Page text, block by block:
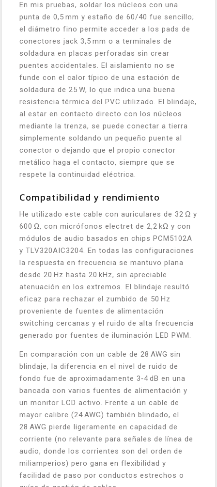
En mis pruebas, soldar los núcleos con una
punta de 0,5 mm y estaño de 60/40 fue sencillo;
el diámetro fino permite acceder a los pads de
conectores jack 3,5 mm o a terminales de
soldadura en placas perforadas sin crear
puentes accidentales. El aislamiento no se
funde con el calor típico de una estación de
soldadura de 25 W, lo que indica una buena
resistencia térmica del PVC utilizado. El blindaje,
al estar en contacto directo con los núcleos
mediante la trenza, se puede conectar a tierra
simplemente soldando un pequeño puente al
conector o dejando que el propio conector
metálico haga el contacto, siempre que se
respete la continuidad eléctrica.
Compatibilidad y rendimiento
He utilizado este cable con auriculares de 32 Ω y
600 Ω, con micrófonos electret de 2,2 kΩ y con
módulos de audio basados en chips PCM5102A
y TLV320AIC3204. En todas las configuraciones
la respuesta en frecuencia se mantuvo plana
desde 20 Hz hasta 20 kHz, sin apreciable
atenuación en los extremos. El blindaje resultó
eficaz para rechazar el zumbido de 50 Hz
proveniente de fuentes de alimentación
switching cercanas y el ruido de alta frecuencia
generado por fuentes de iluminación LED PWM.
En comparación con un cable de 28 AWG sin
blindaje, la diferencia en el nivel de ruido de
fondo fue de aproximadamente 3‑4 dB en una
bancada con varios fuentes de alimentación y
un monitor LCD activo. Frente a un cable de
mayor calibre (24 AWG) también blindado, el
28 AWG pierde ligeramente en capacidad de
corriente (no relevante para señales de línea de
audio, donde los corrientes son del orden de
miliamperios) pero gana en flexibilidad y
facilidad de paso por conductos estrechos o